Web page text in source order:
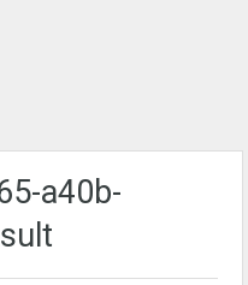
a40b-